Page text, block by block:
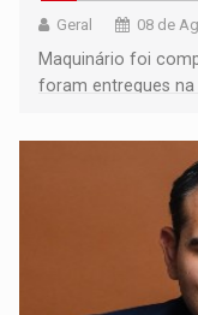
Geral 08 de
Maquinário foi
foram entregues na